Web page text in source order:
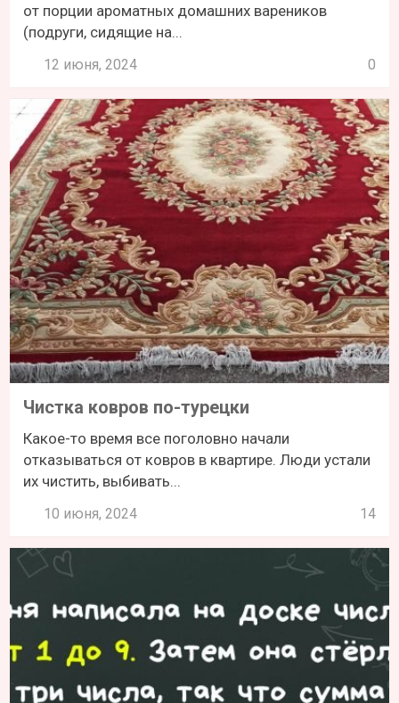
от порции ароматных домашних вареников
(подруги, сидящие на...
12 июня, 2024 0
Чистка ковров по-турецки
Какое-то время все поголовно начали
отказываться от ковров в квартире. Люди устали
их чистить, выбивать...
10 июня, 2024 14